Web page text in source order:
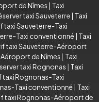
de Nîmes | Taxi
taxi Sauveterre | Taxi
taxi Sauveterre-Taxi
Taxi conventionné | Taxi
taxi Sauveterre-Aéroport
de Nîmes | Taxi
taxi Rognonas | Taxi
taxi Rognonas-Taxi
Taxi conventionné | Taxi
taxi Rognonas-Aéroport de